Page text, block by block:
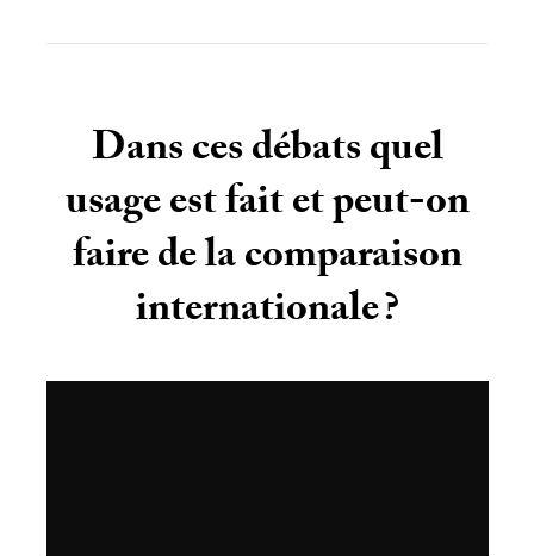
Dans ces débats quel
usage est fait et peut-on
faire de la comparaison
internationale?